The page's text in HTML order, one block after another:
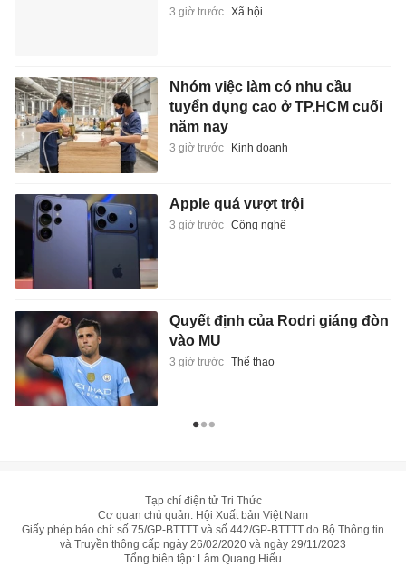
3 giờ trước Xã hội
Nhóm việc làm có nhu cầu
tuyển dụng cao ở TP.HCM cuối
năm nay
3 giờ trước Kinh doanh
Apple quá vượt trội
3 giờ trước Công nghệ
Quyết định của Rodri giáng đòn
vào MU
3 giờ trước Thể thao
Tạp chí điện tử Tri Thức
Cơ quan chủ quản: Hội Xuất bản Việt Nam
Giấy phép báo chí: số 75/GP-BTTTT và số 442/GP-BTTTT do Bộ Thông tin
và Truyền thông cấp ngày 26/02/2020 và ngày 29/11/2023
Tổng biên tập: Lâm Quang Hiếu